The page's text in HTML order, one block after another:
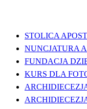
STOLICA
NUNCJATURA
FUNDACJA
KURS DLA